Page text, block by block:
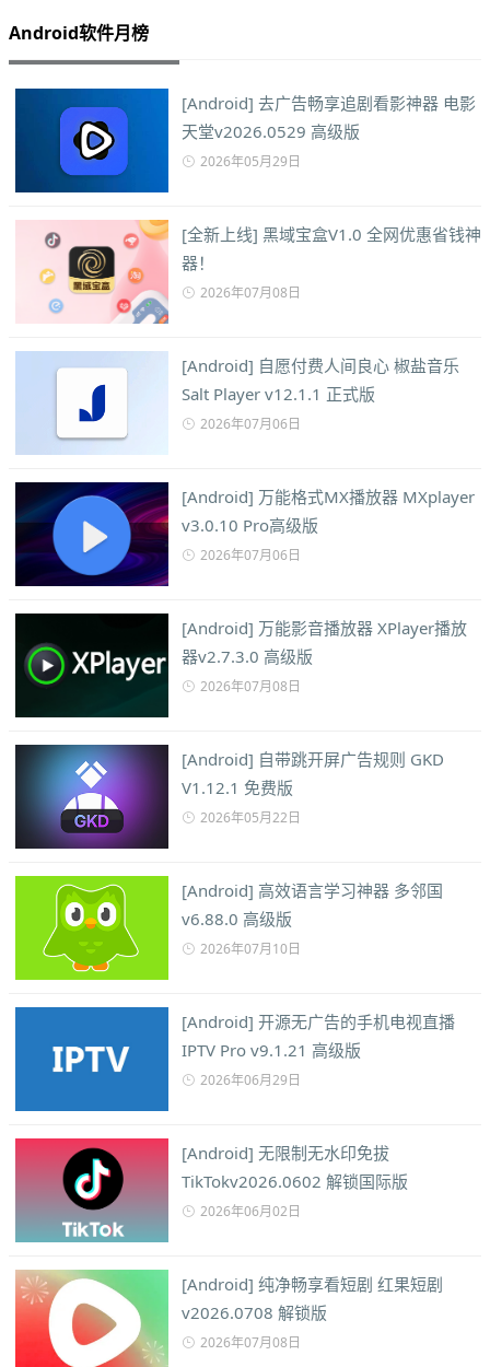
Android软件月榜
[Android] 去广告畅享追剧看影神器 电影
天堂v2026.0529 高级版
2026年05月29日
[全新上线] 黑域宝盒V1.0 全网优惠省钱神
器！
2026年07月08日
[Android] 自愿付费人间良心 椒盐音乐
Salt Player v12.1.1 正式版
2026年07月06日
[Android] 万能格式MX播放器 MXplayer
v3.0.10 Pro高级版
2026年07月06日
[Android] 万能影音播放器 XPlayer播放
器v2.7.3.0 高级版
2026年07月08日
[Android] 自带跳开屏广告规则 GKD
V1.12.1 免费版
2026年05月22日
[Android] 高效语言学习神器 多邻国
v6.88.0 高级版
2026年07月10日
[Android] 开源无广告的手机电视直播
IPTV Pro v9.1.21 高级版
2026年06月29日
[Android] 无限制无水印免拔
TikTokv2026.0602 解锁国际版
2026年06月02日
[Android] 纯净畅享看短剧 红果短剧
v2026.0708 解锁版
2026年07月08日